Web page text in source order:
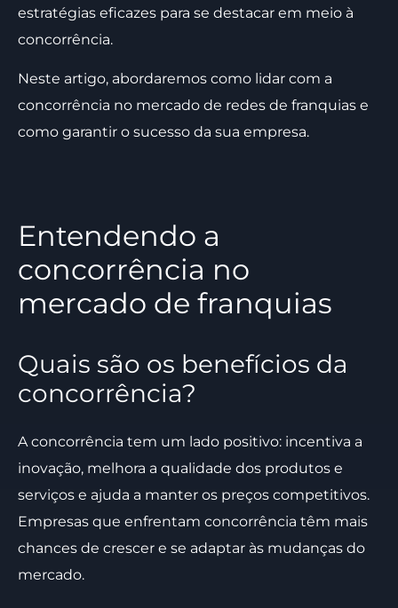
estratégias eficazes para se destacar em meio à
concorrência.
Neste artigo, abordaremos como lidar com a
concorrência no mercado de redes de franquias e
como garantir o sucesso da sua empresa.
Entendendo a
concorrência no
mercado de franquias
Quais são os benefícios da
concorrência?
A concorrência tem um lado positivo: incentiva a
inovação, melhora a qualidade dos produtos e
serviços e ajuda a manter os preços competitivos.
Empresas que enfrentam concorrência têm mais
chances de crescer e se adaptar às mudanças do
mercado.